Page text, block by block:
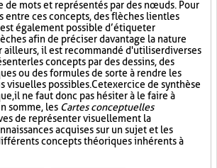
de mots et représentés par des nœuds. Pour
ces concepts, des flèches lient les
également possible d’étiqueter
afin de préciser davantage la nature
ailleurs, il est recommandé d'utiliser diverses
les concepts par des dessins, des
ou des formules de sorte à rendre les
visuelles possibles. Cet exercice de synthèse
il ne faut donc pas hésiter à le faire à
somme, les Cartes conceptuelles
de représenter visuellement la
acquises sur un sujet et les
concepts théoriques inhérents à